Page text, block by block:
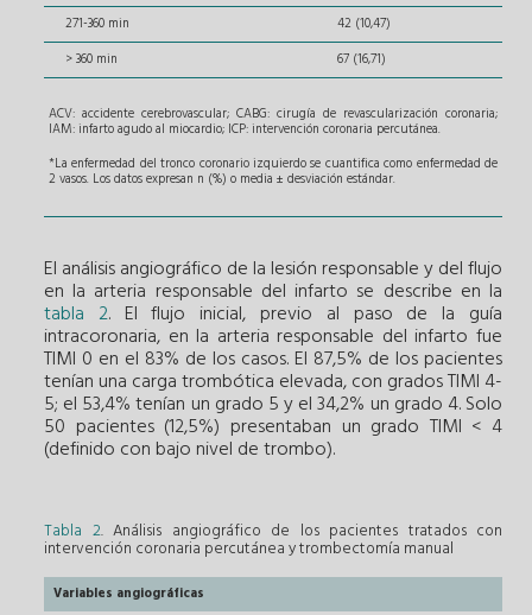
271-360 min
42 (10,47)
> 360 min
67 (16,71)
ACV: accidente cerebrovascular; CABG: cirugía de revascularización coronaria;
IAM: infarto agudo al miocardio; ICP: intervención coronaria percutánea.
*La enfermedad del tronco coronario izquierdo se cuantifica como enfermedad de
2 vasos. Los datos expresan n (%) o media ± desviación estándar.
El análisis angiográfico de la lesión responsable y del flujo
en la arteria responsable del infarto se describe en la
tabla 2. El flujo inicial, previo al paso de la guía
intracoronaria, en la arteria responsable del infarto fue
TIMI 0 en el 83% de los casos. El 87,5% de los pacientes
tenían una carga trombótica elevada, con grados TIMI 4-
5; el 53,4% tenían un grado 5 y el 34,2% un grado 4. Solo
50 pacientes (12,5%) presentaban un grado TIMI < 4
(definido con bajo nivel de trombo).
Tabla 2. Análisis angiográfico de los pacientes tratados con
intervención coronaria percutánea y trombectomía manual
Variables angiográficas